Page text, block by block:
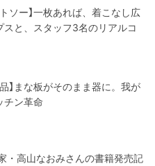
ソー】一枚あれば、着こなし広
スと、スタッフ3名のリアルコ
】まな板がそのまま器に。我が
チン革命
家・高山なおみさんの書籍発売記